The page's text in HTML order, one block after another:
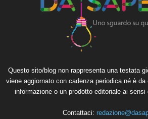
Questo sito/blog non rappresenta una testata
viene aggiornato con cadenza periodica né è
informazione o un prodotto editoriale ai sensi
Contattaci: